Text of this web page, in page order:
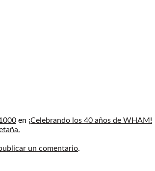
en ¡Celebrando los 40 años de WHAM!
un comentario.